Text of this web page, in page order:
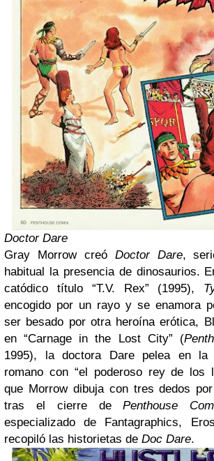
Doctor Dare
Gray Morrow creó Doctor Dare,
habitual la presencia de dinosaurios.
catódico título “T.V. Rex” (1995),
encogido por un rayo y se enamora
ser besado por otra heroína erótica,
en “Carnage in the Lost City” (
1995), la doctora Dare pelea en
romano con “el poderoso rey de los
que Morrow dibuja con tres dedos
tras el cierre dePenthouse
especializado de Fantagraphics,
recopiló las historietas de Doc Dare.